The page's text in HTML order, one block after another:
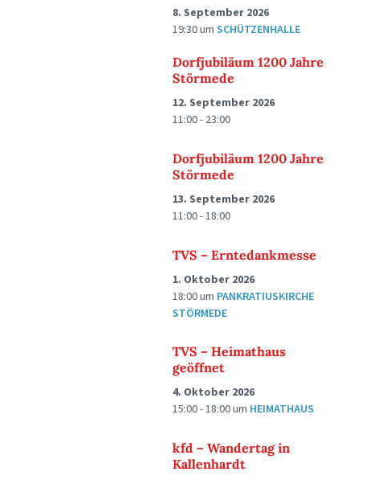
8. September 2026
19:30umSCHÜTZENHALLE
Dorfjubiläum 1200 Jahre
Störmede
12. September 2026
11:00 - 23:00
Dorfjubiläum 1200 Jahre
Störmede
13. September 2026
11:00 - 18:00
TVS – Erntedankmesse
1. Oktober 2026
18:00um PANKRATIUSKIRCHE
STÖRMEDE
TVS – Heimathaus
geöffnet
4. Oktober 2026
15:00 - 18:00um HEIMATHAUS
kfd – Wandertag in
Kallenhardt